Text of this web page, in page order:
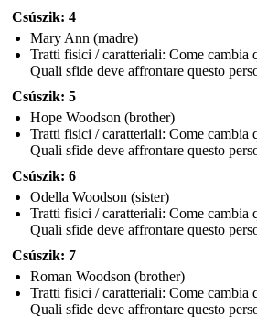
Csúszik: 4
Mary Ann (madre)
Tratti fisici / caratteriali: Come cambia
Quali sfide deve affrontare questo
Csúszik: 5
Hope Woodson (brother)
Tratti fisici / caratteriali: Come cambia
Quali sfide deve affrontare questo
Csúszik: 6
Odella Woodson (sister)
Tratti fisici / caratteriali: Come cambia
Quali sfide deve affrontare questo
Csúszik: 7
Roman Woodson (brother)
Tratti fisici / caratteriali: Come cambia
Quali sfide deve affrontare questo